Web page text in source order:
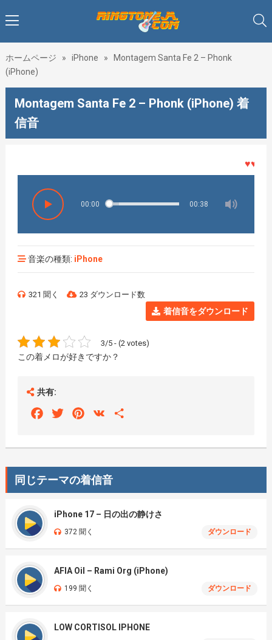
ホームページ » iPhone »
Montagem Santa Fe 2 – Phonk
(iPhone)
Montagem Santa Fe 2 – Phonk (iPhone) 着
信音
♥♥♥着メ
00:00 00:38
音楽の種類: iPhone
321 聞く 23 ダウンロード数
着信音をダウンロード
3/5 - (2 votes)
この着メロが好きですか？
共有:
FacebookTwitterPinterest
VK
同じテーマの着信音
iPhone 17 – 日の出の静けさ
372 聞く ダウンロード
AFIA Oil – Rami Org (iPhone)
199 聞く ダウンロード
LOW CORTISOL IPHONE